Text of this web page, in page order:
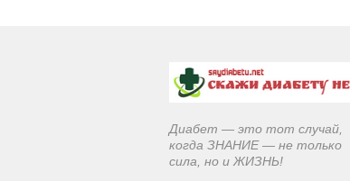
Диабет — это тот случай,
когда ЗНАНИЕ — не только
сила, но и ЖИЗНЬ!